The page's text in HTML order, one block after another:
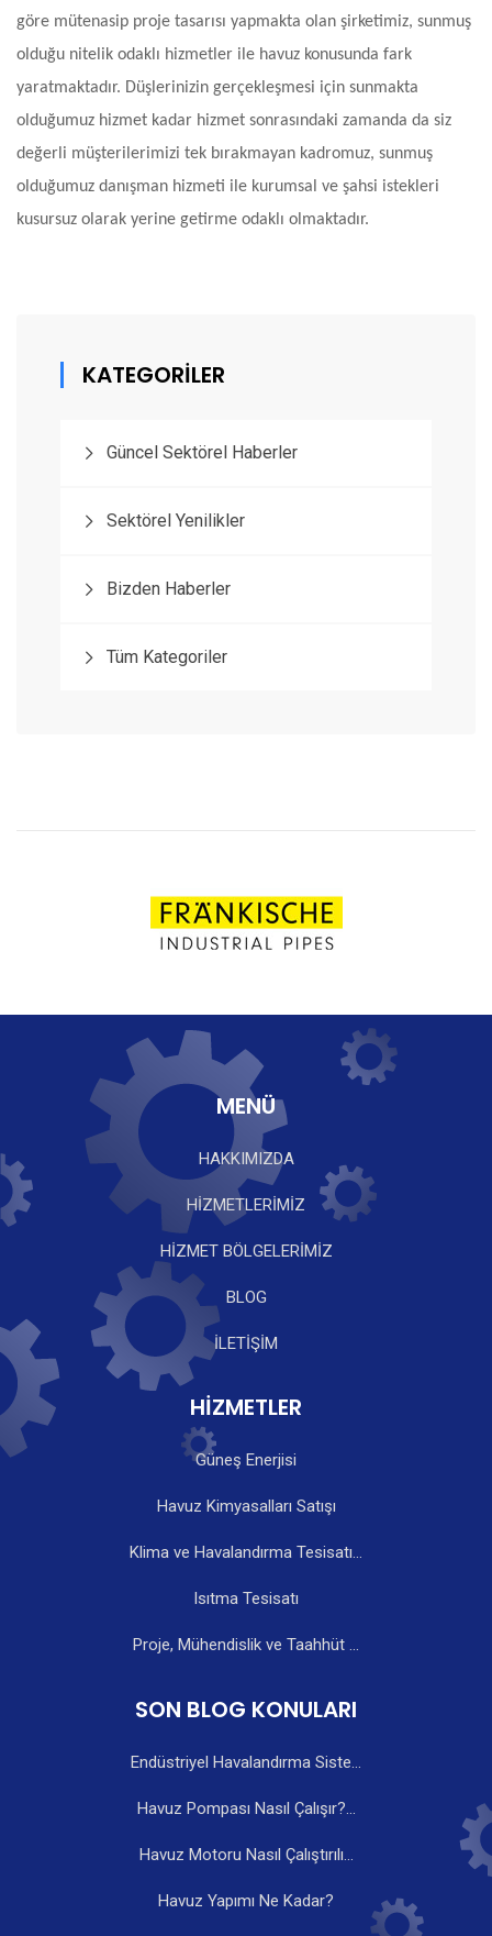
göre mütenasip proje tasarısı yapmakta olan şirketimiz, sunmuş
olduğu nitelik odaklı hizmetler ile havuz konusunda fark
yaratmaktadır. Düşlerinizin gerçekleşmesi için sunmakta
olduğumuz hizmet kadar hizmet sonrasındaki zamanda da siz
değerli müşterilerimizi tek bırakmayan kadromuz, sunmuş
olduğumuz danışman hizmeti ile kurumsal ve şahsi istekleri
kusursuz olarak yerine getirme odaklı olmaktadır.
KATEGORİLER
Güncel Sektörel Haberler
Sektörel Yenilikler
Bizden Haberler
Tüm Kategoriler
MENÜ
HAKKIMIZDA
HİZMETLERİMİZ
HİZMET BÖLGELERİMİZ
BLOG
İLETİŞİM
HİZMETLER
Güneş Enerjisi
Havuz Kimyasalları Satışı
Klima ve Havalandırma Tesisatı...
Isıtma Tesisatı
Proje, Mühendislik ve Taahhüt ...
SON BLOG KONULARI
Endüstriyel Havalandırma Siste...
Havuz Pompası Nasıl Çalışır?...
Havuz Motoru Nasıl Çalıştırılı...
Havuz Yapımı Ne Kadar?